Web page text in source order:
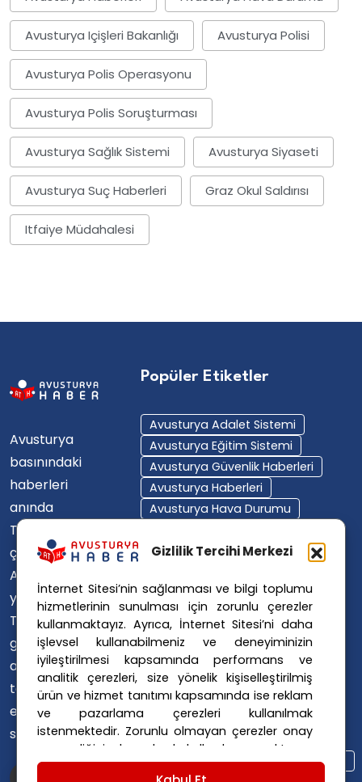
Gizlilik Tercihi Merkezi
İnternet Sitesi’nin sağlanması ve bilgi toplumu
hizmetlerinin sunulması için zorunlu çerezler
kullanmaktayız. Ayrıca, İnternet Sitesi’ni daha
işlevsel kullanabilmeniz ve deneyiminizin
iyileştirilmesi kapsamında performans ve
analitik çerezleri, size yönelik kişiselleştirilmiş
ürün ve hizmet tanıtımı kapsamında ise reklam
ve pazarlama çerezleri kullanılmak
istenmektedir. Zorunlu olmayan çerezler onay
vermediğiniz durumlarda kullanılmayacaktır.
Ayarlarınız 365 gün saklanır.
Avusturya Içişleri Bakanlığı Avusturya Polisi
Avusturya Polis Operasyonu
Avusturya Polis Soruşturması
Avusturya Sağlık Sistemi Avusturya Siyaseti
Avusturya Suç Haberleri Graz Okul Saldırısı
Itfaiye Müdahalesi
Avusturya
basınındaki
haberleri
anında
Türkçe'ye
çevirerek,
Avusturya'da
yaşayan
Türklerin ülke
gündemini
ana dillerinde
takip
etmelerini
sağlıyoruz.
Popüler Etiketler
Avusturya Adalet Sistemi
Avusturya Eğitim Sistemi
Avusturya Güvenlik Haberleri
Avusturya Haberleri
Avusturya Hava Durumu
Avusturya Polisi
Avusturya Polis Soruşturması
Avusturya Sağlık Sistemi
Avusturya Siyaseti
Avusturya Suç Haberleri
Avusturya Trafik Haberleri
Donald Trump
FPÖ
Graz Okul Saldırısı
Internet Dolandırıcılığı
Itfaiye Müdahalesi
Viyana Polisi